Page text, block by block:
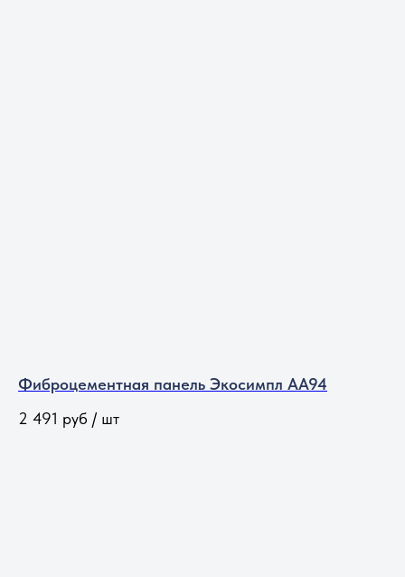
Фиброцементная панель Экосимпл АА94
2 491 руб / шт